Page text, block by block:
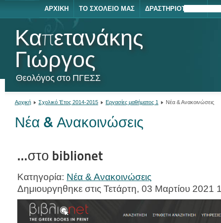
Καπετανάκης
Γιώργος
Θεολόγος στο ΠΓΕΣΣ
ΑΡΧΙΚΉ ΤΟ ΣΧΟΛΕΊΟ ΜΑΣ ΔΡΑΣΤΗΡΙΌΤΗΤΕΣ
Αρχική Σχολικό Έτος 2014-2015 Εργασίες μαθήματος 1 Νέα & Ανακοινώσεις
Νέα & Ανακοινώσεις
...στο biblionet
Κατηγορία: Νέα & Ανακοινώσεις
Δημιουργηθηκε στις Τετάρτη, 03 Μαρτίου 2021